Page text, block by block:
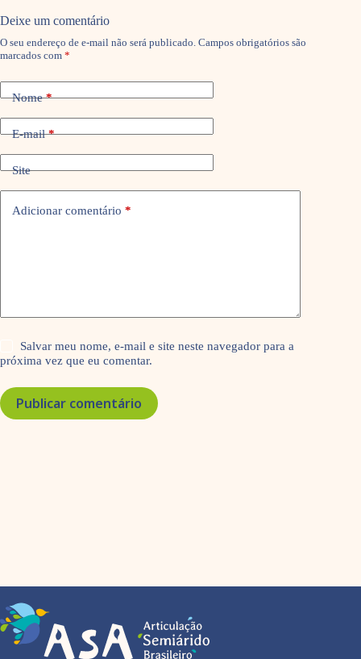
Deixe um comentário
O seu endereço de e-mail não será publicado. Campos obrigatórios são
marcados com *
Nome*
E-mail*
Site
Adicionar comentário *
Salvar meu nome, e-mail e site neste navegador para a
próxima vez que eu comentar.
Publicar comentário